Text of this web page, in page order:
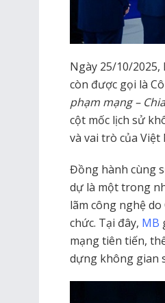
Ngày 25/10/2025,
còn được gọi là
phạm mạng –
cột mốc lịch sử
và vai trò của
Đồng hành cùng
dự là một trong
lãm công nghệ
chức. Tại đây, MB
mạng tiên tiến,
dựng không gian